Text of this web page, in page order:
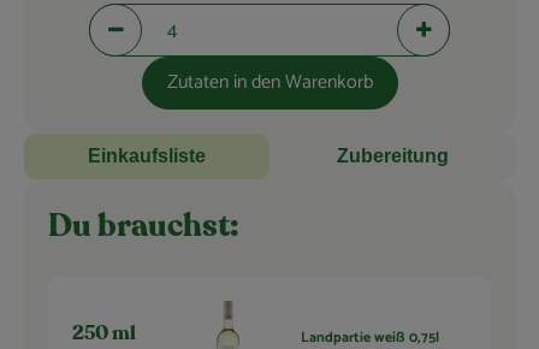
Portionen verringern (aktuell 4 Portionen ausgewählt)
Portionen
Zutaten in den Warenkorb
Einkaufsliste Zubereitung
Du brauchst:
250 ml
Landpartie weiß 0,75l